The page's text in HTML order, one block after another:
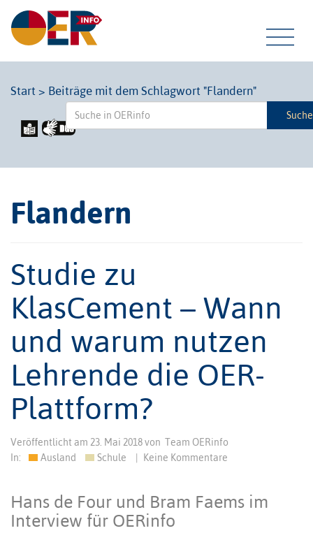
Start > Beiträge mit dem Schlagwort "Flandern"
Flandern
Studie zu
KlasCement – Wann
und warum nutzen
Lehrende die OER-
Plattform?
Veröffentlicht am 23. Mai 2018von Team OERinfo
In:
Ausland Schule Keine Kommentare
Hans de Four und Bram Faems im
Interview für OERinfo